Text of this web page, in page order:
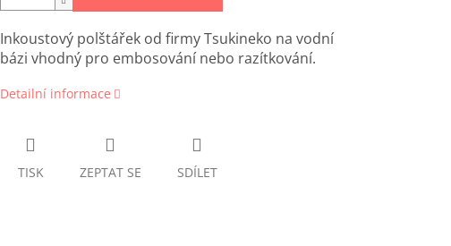
Inkoustový polštářek od firmy Tsukineko na vodní
bázi vhodný pro embosování nebo razítkování.
Detailní informace
TISK ZEPTAT SE SDÍLET